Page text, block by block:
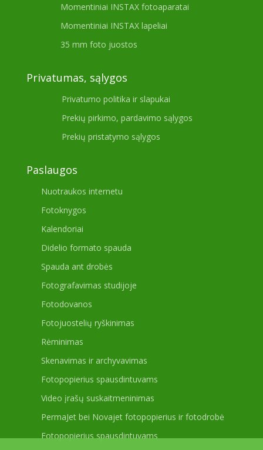
Momentiniai INSTAX fotoaparatai
Momentiniai INSTAX lapeliai
35 mm foto juostos
Privatumas, sąlygos
Privatumo politika ir slapukai
Prekių pirkimo, pardavimo sąlygos
Prekių pristatymo sąlygos
Paslaugos
Nuotraukos internetu
Fotoknygos
Kalendoriai
Didelio formato spauda
Spauda ant drobės
Fotografavimas studijoje
Fotodovanos
Fotojuostelių ryškinimas
Rėminimas
Skenavimas ir archyvavimas
Fotopopierius spausdintuvams
Video įrašų suskaitmeninimas
PermaJet bei Novajet fotopopierius ir fotodrobė
Fotopopierius spausdintuvams